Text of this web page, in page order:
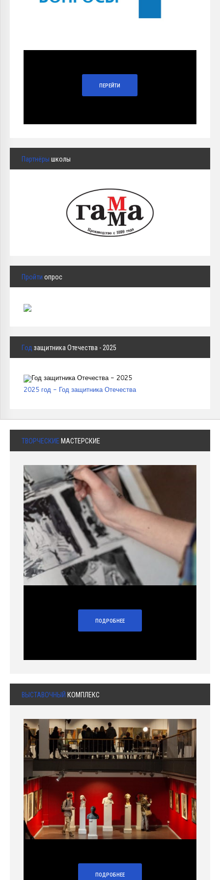
ПЕРЕЙТИ
Партнёры школы
Пройти опрос
Год защитника Отечества - 2025
2025 год - Год защитника Отечества
ТВОРЧЕСКИЕ МАСТЕРСКИЕ
ПОДРОБНЕЕ
ВЫСТАВОЧНЫЙ КОМПЛЕКС
ПОДРОБНЕЕ